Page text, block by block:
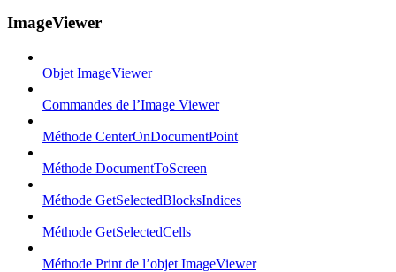
ImageViewer
Objet ImageViewer
Commandes de l’Image Viewer
Méthode CenterOnDocumentPoint
Méthode DocumentToScreen
Méthode GetSelectedBlocksIndices
Méthode GetSelectedCells
Méthode Print de l’objet ImageViewer